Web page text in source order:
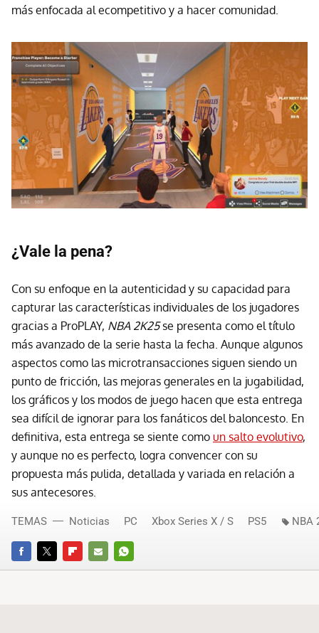
más enfocada al ecompetitivo y a hacer comunidad.
¿Vale la pena?
Con su enfoque en la autenticidad y su capacidad para
capturar las características individuales de los jugadores
gracias a ProPLAY, NBA 2K25se presenta como el título
más avanzado de la serie hasta la fecha. Aunque algunos
aspectos como las microtransacciones siguen siendo un
punto de fricción, las mejoras generales en la jugabilidad,
los gráficos y los modos de juego hacen que esta entrega
sea difícil de ignorar para los fanáticos del baloncesto. En
definitiva, esta entrega se siente como un salto evolutivo,
y aunque no es perfecto, logra convencer con su
propuesta más pulida, detallada y variada en relación a
sus antecesores.
FACEBOOKTWITTERFLIPBOARD
E-
WHATSAPP
TEMAS Noticias PC Xbox Series X / S PS5 NBA